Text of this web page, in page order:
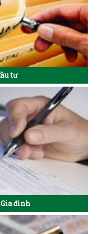
tư
đình